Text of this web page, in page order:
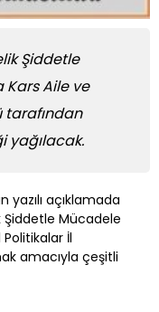
Şiddetle
Kars Aile ve
tarafından
yağılacak.
yazılı açıklamada
Şiddetle Mücadele
İl
amacıyla çeşitli